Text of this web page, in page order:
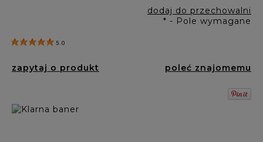
dodaj do przechowalni
* - Pole wymagane
5.0
zapytaj o produkt poleć znajomemu